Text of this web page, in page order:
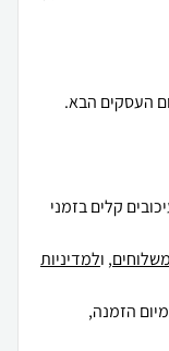
14:00 תחשב ליום העסקים הבא.
קלים בזמני
, ולמדיניות